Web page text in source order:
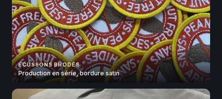
ÉCUSSONS BRODÉS
Production en série, bordure satin